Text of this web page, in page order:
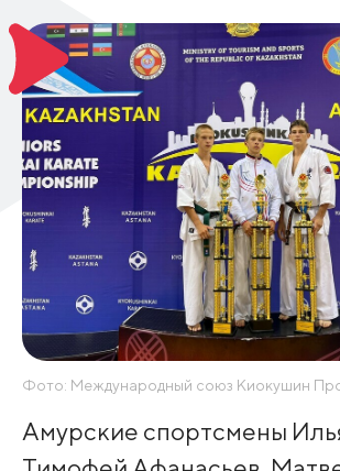
Фото: Международный союз Киокушин
Амурские спортсмены